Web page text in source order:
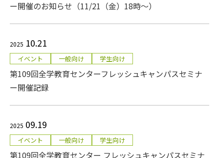
ー開催のお知らせ（11/21（金）18時～）
2025 10.21
イベント 一般向け 学生向け
第109回全学教育センターフレッシュキャンパスセミナ
ー開催記録
2025 09.19
イベント 一般向け 学生向け
第109回全学教育センター フレッシュキャンパスセミナ